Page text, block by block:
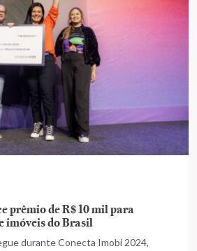
prêmio de R$ 10 mil para
imóveis do Brasil
durante Conecta Imobi 2024,